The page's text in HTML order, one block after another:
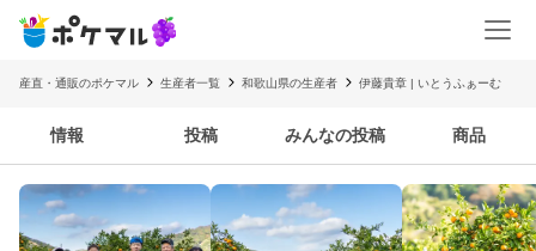
産直・通販のポケマル 生産者一覧 和歌山県の生産者 伊藤貴章 | いとうふぁーむ
情報 投稿 みんなの投稿 商品